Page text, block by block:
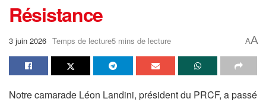
Résistance
3 juin 2026 Temps de lecture5 mins de lecture AA
Notre camarade Léon Landini, président du PRCF, a passé